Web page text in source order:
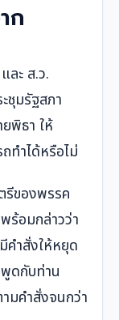
ก
ละ ส.ว.
ชุมรัฐสภา
พิธา ให้
ทำได้หรือไม่
รีของพรรค
ร้อมกล่าวว่า
ำสั่งให้หยุด
ดกับท่าน
มคำสั่งจนกว่า